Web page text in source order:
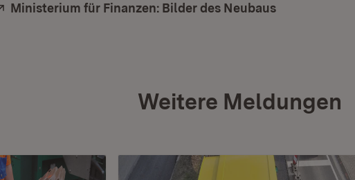
Extern:
Ministerium für Finanzen: Bilder des Neubaus
Weitere Meldungen